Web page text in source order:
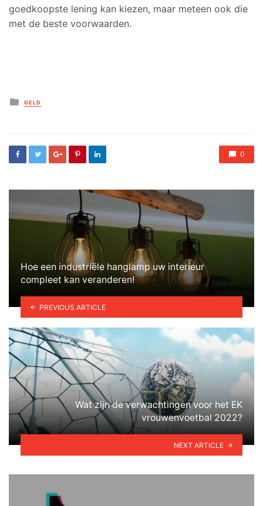
goedkoopste lening kan kiezen, maar meteen ook die
met de beste voorwaarden.
Posted
in
GELD
0
Hoe een industriële hanglamp uw interieur
compleet kan veranderen!
PREVIOUS ARTICLE
Wat zijn de verwachtingen voor het EK
vrouwenvoetbal 2022?
NEXT ARTICLE